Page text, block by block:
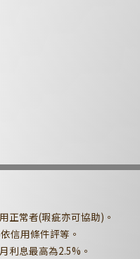
正常者(瑕疵亦可協助)。
信用條件評等。
利息最高為2.5%。